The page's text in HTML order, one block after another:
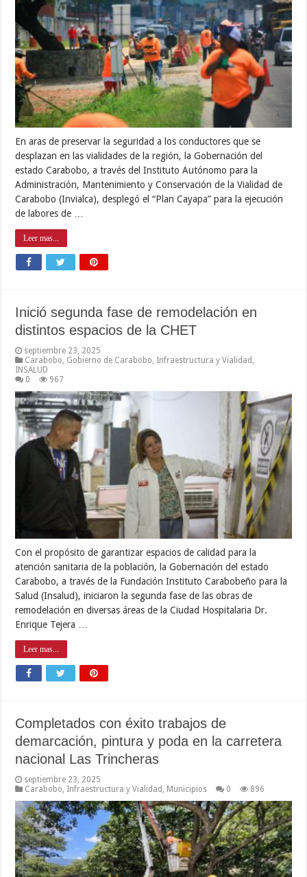
En aras de preservar la seguridad a los conductores que se
desplazan en las vialidades de la región, la Gobernación del
estado Carabobo, a través del Instituto Autónomo para la
Administración, Mantenimiento y Conservación de la Vialidad de
Carabobo (Invialca), desplegó el “Plan Cayapa” para la ejecución
de labores de …
Leer mas...
Inició segunda fase de remodelación en
distintos espacios de la CHET
septiembre 23, 2025
Carabobo, Gobierno de Carabobo, Infraestructura y Vialidad ,
INSALUD
0
967
Con el propósito de garantizar espacios de calidad para la
atención sanitaria de la población, la Gobernación del estado
Carabobo, a través de la Fundación Instituto Carabobeño para la
Salud (Insalud), iniciaron la segunda fase de las obras de
remodelación en diversas áreas de la Ciudad Hospitalaria Dr.
Enrique Tejera …
Leer mas...
Completados con éxito trabajos de
demarcación, pintura y poda en la carretera
nacional Las Trincheras
septiembre 23, 2025
Carabobo, Infraestructura y Vialidad , Municipios 0 896